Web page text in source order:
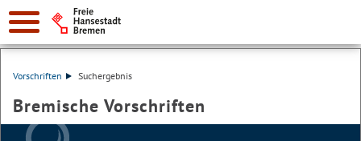
Vorschriften Suchergebnis
Bremische Vorschriften